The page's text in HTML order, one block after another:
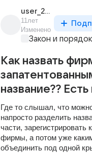
user_23643395
11лет
Изменено
Закон и порядок
Как назвать
название??
Где то слышал, что
напросто разделить
части, зарегистрировать
фирмы, а потом уже
объединить под одной